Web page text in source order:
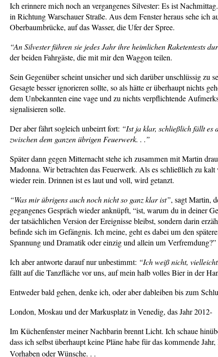
Ich erinnere mich noch an vergangenes Silvester: Es ist
in Richtung Warschauer Straße. Aus dem Fenster heraus sehe ich
Oberbaumbrücke, auf das Wasser, die Ufer der Spree.
“An Silvester führen sie jedes Jahr ihre heimlichen Raketentests
der beiden Fahrgäste, die mit mir den Waggon teilen.
Sein Gegenüber scheint unsicher und sich darüber unschlüssig zu
Gesagte besser ignorieren sollte, so als hätte er überhaupt nichts
dem Unbekannten eine vage und zu nichts verpflichtende
signalisieren solle.
Der aber fährt sogleich unbeirrt fort: “Ist ja klar, schließlich fällt es
zwischen dem ganzen übrigen Feuerwerk. . .”
Später dann gegen Mitternacht stehe ich zusammen mit Martin
Madonna. Wir betrachten das Feuerwerk. Als es schließlich zu
wieder rein. Drinnen ist es laut und voll, wird getanzt.
“Was mir übrigens auch noch nicht so ganz klar ist”, sagt Martin,
gegangenes Gespräch wieder anknüpft, “ist, warum du in deiner
der tatsächlichen Version der Ereignisse bleibst, sondern darin
befinde sich im Gefängnis. Ich meine, geht es dabei um den
Spannung und Dramatik oder einzig und allein um Verfremdung?”
Ich aber antworte darauf nur unbestimmt: “Ich weiß nicht,
fällt auf die Tanzfläche vor uns, auf mein halb volles Bier in der
Entweder bald gehen, denke ich, oder aber dableiben bis zum
London, Moskau und der Markusplatz in Venedig, das Jahr 2012-
Im Küchenfenster meiner Nachbarin brennt Licht. Ich schaue
dass ich selbst überhaupt keine Pläne habe für das kommende
Vorhaben oder Wünsche. . .